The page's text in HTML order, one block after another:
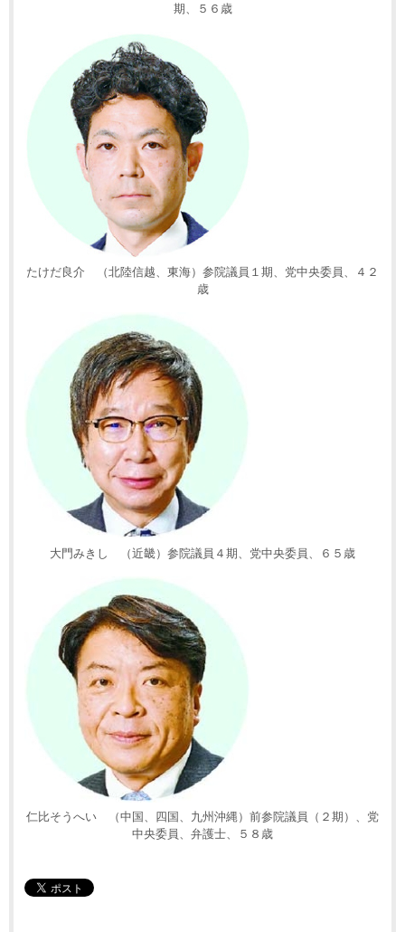
期、５６歳
たけだ良介 （北陸信越、東海）参院議員１期、党中央委員、４２
歳
大門みきし （近畿）参院議員４期、党中央委員、６５歳
仁比そうへい （中国、四国、九州沖縄）前参院議員（２期）、党
中央委員、弁護士、５８歳